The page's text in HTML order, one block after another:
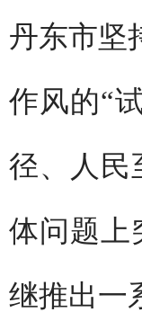
丹东市坚
作风的“
径、人民
体问题上
继推出